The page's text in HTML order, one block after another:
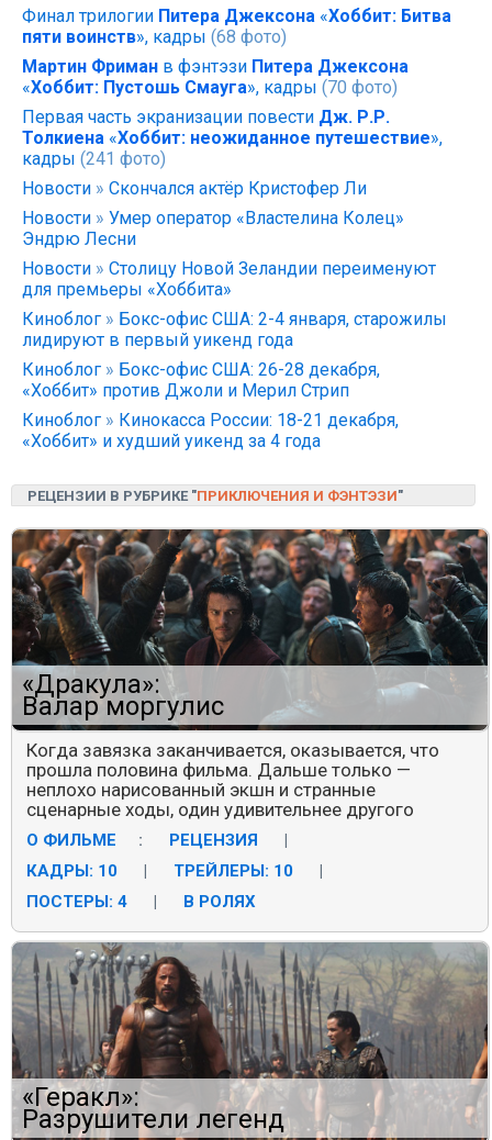
Финал трилогии Питера Джексона «Хоббит: Битва
пяти воинств», кадры (68 фото)
Мартин Фриман в фэнтэзи Питера Джексона
«Хоббит: Пустошь Смауга», кадры (70 фото)
Первая часть экранизации повести Дж. Р.Р.
Толкиена «Хоббит: неожиданное путешествие»,
кадры (241 фото)
Новости » Скончался актёр Кристофер Ли
Новости » Умер оператор «Властелина Колец»
Эндрю Лесни
Новости » Столицу Новой Зеландии переименуют
для премьеры «Хоббита»
Киноблог » Бокс-офис США: 2-4 января, старожилы
лидируют в первый уикенд года
Киноблог » Бокс-офис США: 26-28 декабря,
«Хоббит» против Джоли и Мерил Стрип
Киноблог » Кинокасса России: 18-21 декабря,
«Хоббит» и худший уикенд за 4 года
РЕЦЕНЗИИ В РУБРИКЕ "ПРИКЛЮЧЕНИЯ И ФЭНТЭЗИ"
«Дракула»:
Валар моргулис
Когда завязка заканчивается, оказывается, что
прошла половина фильма. Дальше только —
неплохо нарисованный экшн и странные
сценарные ходы, один удивительнее другого
О ФИЛЬМЕ : РЕЦЕНЗИЯ
|
КАДРЫ: 10
| ТРЕЙЛЕРЫ: 10
|
ПОСТЕРЫ: 4
| В РОЛЯХ
«Геракл»:
Разрушители легенд